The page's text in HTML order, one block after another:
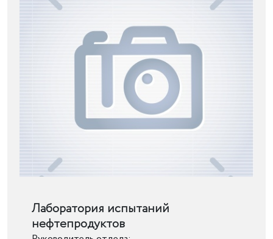
Подробнее
Лаборатория испытаний
нефтепродуктов